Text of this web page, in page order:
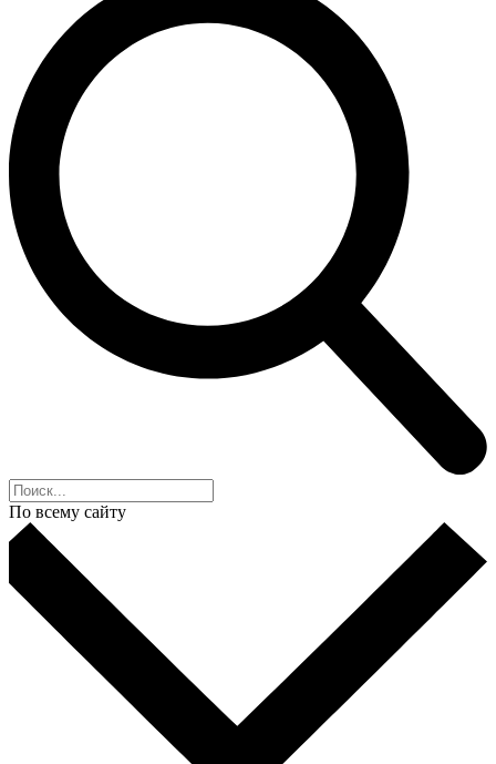
По всему сайту